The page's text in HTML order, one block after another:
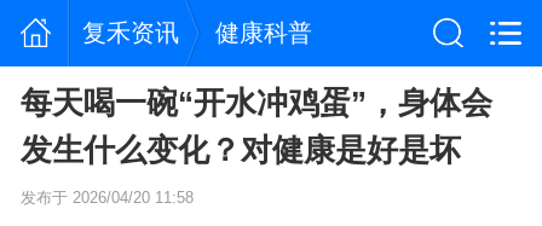
复禾资讯 健康科普
每天喝一碗“开水冲鸡蛋”，身体会
发生什么变化？对健康是好是坏
发布于 2026/04/20 11:58